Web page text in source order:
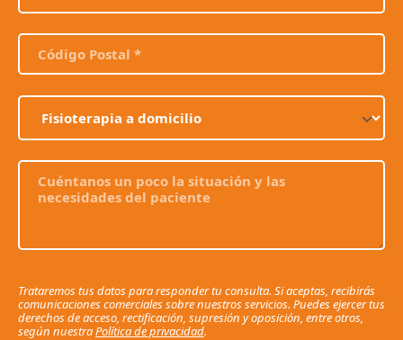
Trataremos tus datos para responder tu consulta. Si aceptas, recibirás
comunicaciones comerciales sobre nuestros servicios. Puedes ejercer tus
derechos de acceso, rectificación, supresión y oposición, entre otros,
según nuestraPolítica de privacidad.